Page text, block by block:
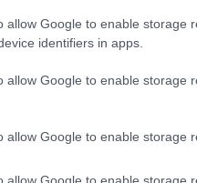
allow Google to enable storage
identifiers in apps.
allow Google to enable storage
allow Google to enable storage
08/10/2025
trevigiano, nascono
i disegni
un liberale di